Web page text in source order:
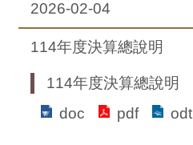
2026-02-04
114年度決算總說明
114年度決算總說明
doc
pdf odt